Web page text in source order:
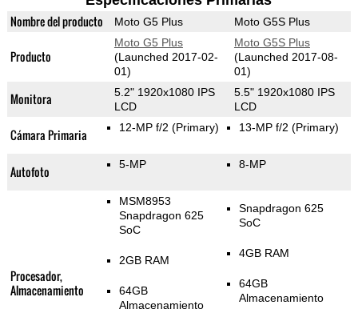
Nombre del producto Moto G5 Plus Moto G5S Plus
Producto
Moto G5 Plus
(Launched 2017-02-
01)
Moto G5S Plus
(Launched 2017-08-
01)
Monitora
5.2" 1920x1080 IPS
LCD
5.5" 1920x1080 IPS
LCD
Cámara Primaria 12-MP f/2 (Primary) 13-MP f/2 (Primary)
Autofoto 5-MP 8-MP
Procesador,
Almacenamiento
MSM8953
Snapdragon 625
SoC
2GB RAM
64GB
Almacenamiento
Snapdragon 625
SoC
4GB RAM
64GB
Almacenamiento